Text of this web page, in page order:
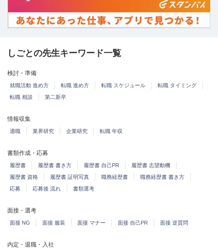
しごとの先生キーワード一覧
検討・準備
就職活動 進め方 転職 進め方 転職 スケジュール
転職 タイミング
転職 相談
第二新卒
情報収集
適職 業界研究 企業研究 転職 年収
書類作成・応募
履歴書 履歴書 書き方 履歴書 自己PR
履歴書 志望動機
履歴書 資格
履歴書 証明写真 職務経歴書
職務経歴書 書き方
応募
応募後 流れ 書類選考
面接・選考
面接 NG 面接 服装 面接 マナー 面接 自己PR 面接 逆質問
内定・退職・入社